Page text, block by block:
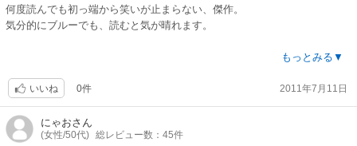
何度読んでも初っ端から笑いが止まらない、傑作。
気分的にブルーでも、読むと気が晴れます。
続編の17歳も面白かったけれど、スミレちゃん＝四谷さんの暴走っぷりは
良いです。
スミレちゃんの行動や理事長たちとの関連が不明なまま…いい感じにラス
トを迎えます。しんみりウルッとしますが、そこに至るまでの数々の笑い
もっとみる▼
いいね 0件 2011年7月11日
にゃおさん
(女性/50代) 総レビュー数：45件